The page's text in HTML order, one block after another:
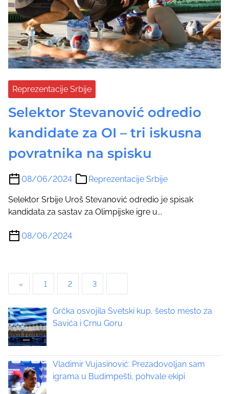
Reprezentacije Srbije
Selektor Stevanović odredio
kandidate za OI – tri iskusna
povratnika na spisku
08/06/2024 Reprezentacije Srbije
Selektor Srbije Uroš Stevanović odredio je spisak
kandidata za sastav za Olimpijske igre u...
08/06/2024
s
t
s
p
« 1 2 3
Grčka osvojila Svetski kup, šesto mesto za
Savića i Crnu Goru
Vladimir Vujasinović: Prezadovoljan sam
igrama u Budimpešti, pohvale ekipi